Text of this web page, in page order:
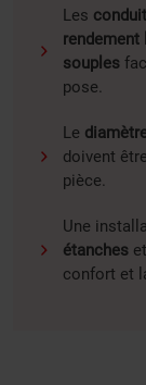
Les
rendement
souples
pose.
Le
doivent
pièce.
Une
étanches
confort et